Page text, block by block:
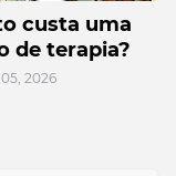
custa uma
de terapia?
2026